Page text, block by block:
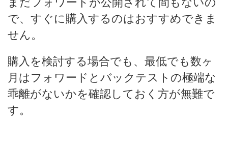
で、すぐに購入するのはおすすめできま
せん。
購入を検討する場合でも、最低でも数ヶ
月はフォワードとバックテストの極端な
乖離がないかを確認しておく方が無難で
す。